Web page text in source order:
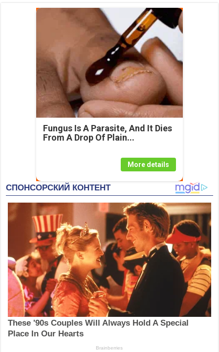
Fungus Is A Parasite, And It Dies
From A Drop Of Plain...
More details